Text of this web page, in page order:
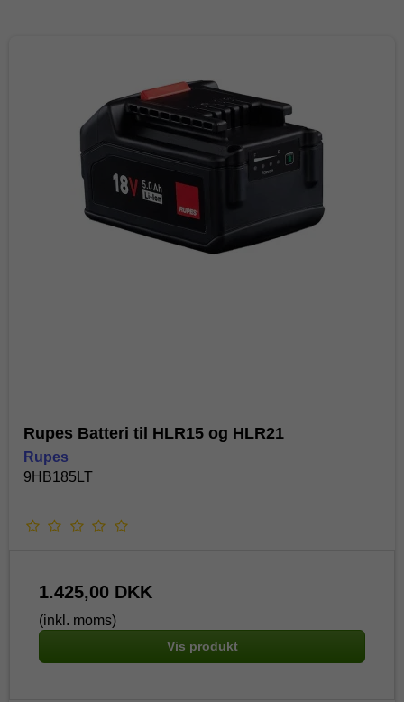
Rupes Batteri til HLR15 og HLR21
Rupes
9HB185LT
1.425,00 DKK
(inkl. moms)
Vis produkt